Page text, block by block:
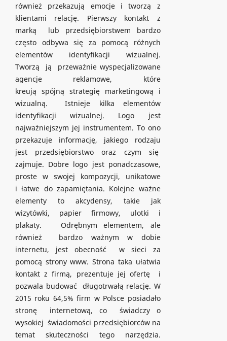
również przekazują emocje i tworzą z
klientami relację. Pierwszy kontakt z
marką lub przedsiębiorstwem bardzo
często odbywa się za pomocą różnych
elementów identyfikacji wizualnej.
Tworzą ją przeważnie wyspecjalizowane
agencje reklamowe, które
kreują spójną strategię marketingową i
wizualną. Istnieje kilka elementów
identyfikacji wizualnej. Logo jest
najważniejszym jej instrumentem. To ono
przekazuje informację, jakiego rodzaju
jest przedsiębiorstwo oraz czym się
zajmuje. Dobre logo jest ponadczasowe,
proste w swojej kompozycji, unikatowe
i łatwe do zapamiętania. Kolejne ważne
elementy to akcydensy, takie jak
wizytówki, papier firmowy, ulotki i
plakaty. Odrębnym elementem, ale
również bardzo ważnym w dobie
internetu, jest obecność w sieci za
pomocą strony www. Strona taka ułatwia
kontakt z firmą, prezentuje jej ofertę i
pozwala budować długotrwałą relację. W
2015 roku 64,5% firm w Polsce posiadało
stronę internetową, co świadczy o
wysokiej świadomości przedsiębiorców na
temat skuteczności tego narzędzia.